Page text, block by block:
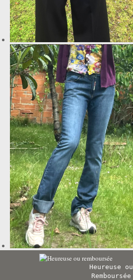
Heureuse ou
Remboursée